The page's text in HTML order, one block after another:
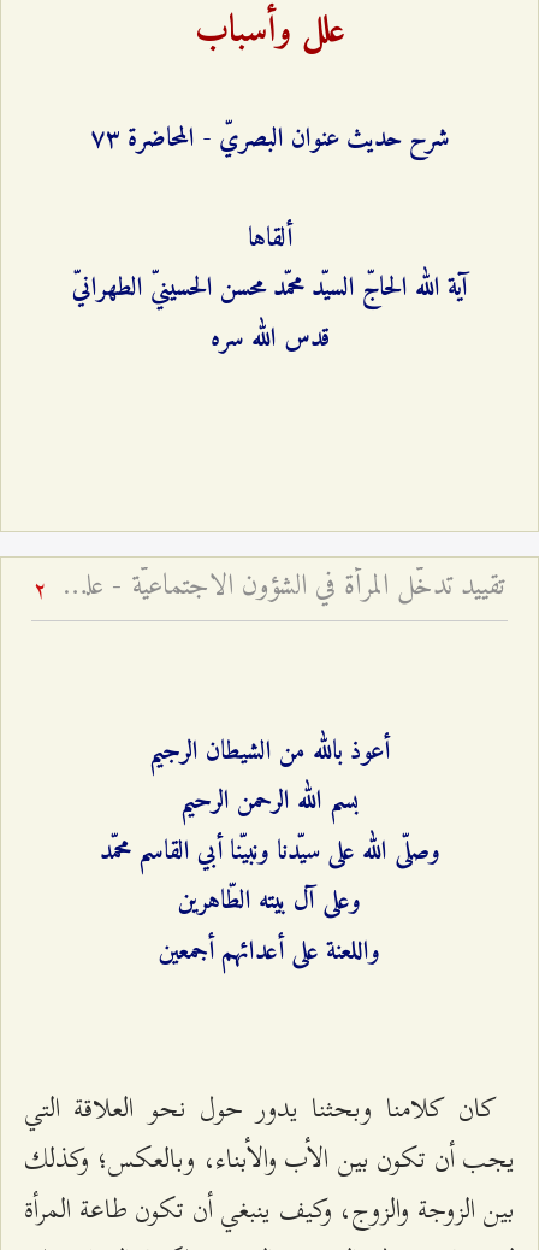
علل وأسباب
شرح حديث عنوان البصريّ - المحاضرة ۷٣
ألقاها
آية الله الحاجّ السيّد محمّد محسن الحسينيّ الطهرانيّ
قدس الله سره
تقييد تدخّل المرأة في الشؤون الاجتماعيّة - علل وأسباب 2
أعوذ بالله من الشيطان الرجيم
بسم الله الرحمن الرحيم
وصلّى الله على سيّدنا ونبيّنا أبي القاسم محمّد
وعلى آل بيته الطّاهرين
واللعنة على أعدائهم أجمعين
كان كلامنا وبحثنا يدور حول نحو العلاقة التي
يجب أن تكون بين الأب والأبناء، وبالعكس؛ وكذلك
بين الزوجة والزوج، وكيف ينبغي أن تكون طاعة المرأة